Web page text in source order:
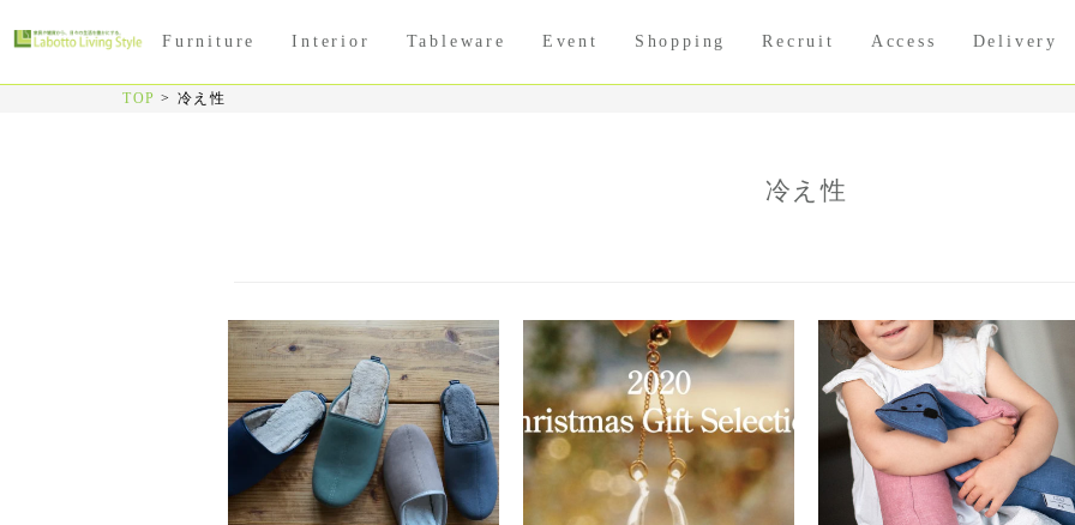
Furniture Interior Tableware Event Shopping Recruit Access Delivery
TOP > 冷え性
冷え性